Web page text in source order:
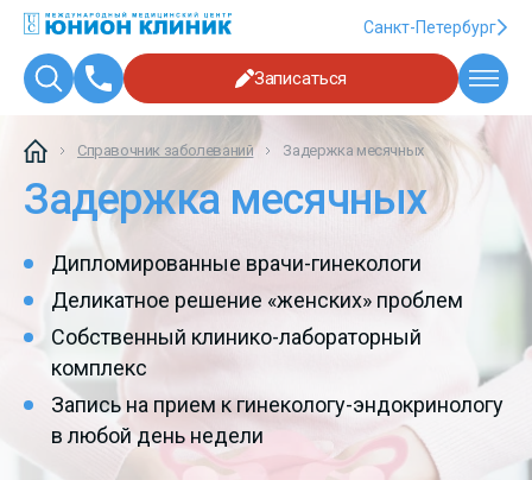
Санкт-Петербург
Записаться
Справочник заболеваний Задержка месячных
Задержка месячных
Дипломированные врачи-гинекологи
Деликатное решение «женских» проблем
Собственный клинико-лабораторный
комплекс
Запись на прием к гинекологу-эндокринологу
в любой день недели